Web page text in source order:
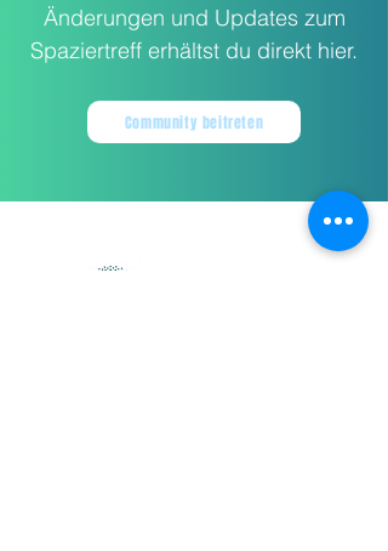
Änderungen und Updates zum
Spaziertreff erhältst du direkt hier.
Community beitreten